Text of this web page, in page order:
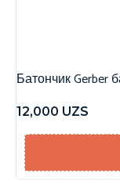
Батончик Gerber
12,000 UZS